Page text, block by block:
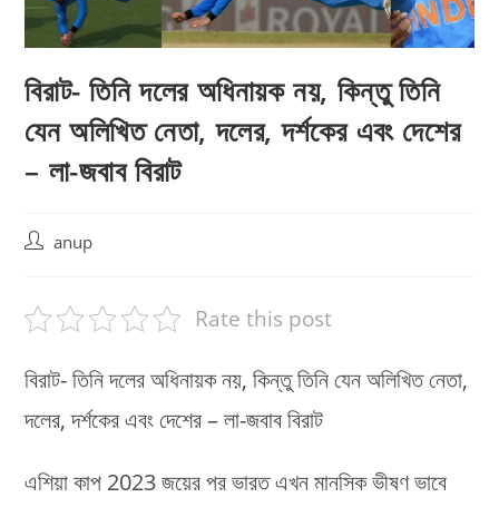
বিরাট- তিনি দলের অধিনায়ক নয়, কিন্তু তিনি
যেন অলিখিত নেতা, দলের, দর্শকের এবং দেশের
– লা-জবাব বিরাট
Postanup
Rate this post
বিরাট- তিনি দলের অধিনায়ক নয়, কিন্তু তিনি যেন অলিখিত নেতা,
দলের, দর্শকের এবং দেশের – লা-জবাব বিরাট
এশিয়া কাপ 2023 জয়ের পর ভারত এখন মানসিক ভীষণ ভাবে